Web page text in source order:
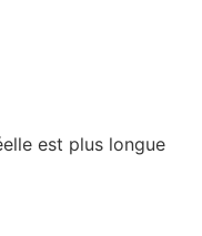
est plus longue